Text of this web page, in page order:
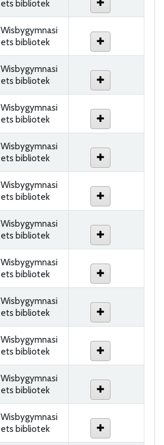
ets bibliotek
Wisbygymnasi
ets bibliotek
Wisbygymnasi
ets bibliotek
Wisbygymnasi
ets bibliotek
Wisbygymnasi
ets bibliotek
Wisbygymnasi
ets bibliotek
Wisbygymnasi
ets bibliotek
Wisbygymnasi
ets bibliotek
Wisbygymnasi
ets bibliotek
Wisbygymnasi
ets bibliotek
Wisbygymnasi
ets bibliotek
Wisbygymnasi
ets bibliotek